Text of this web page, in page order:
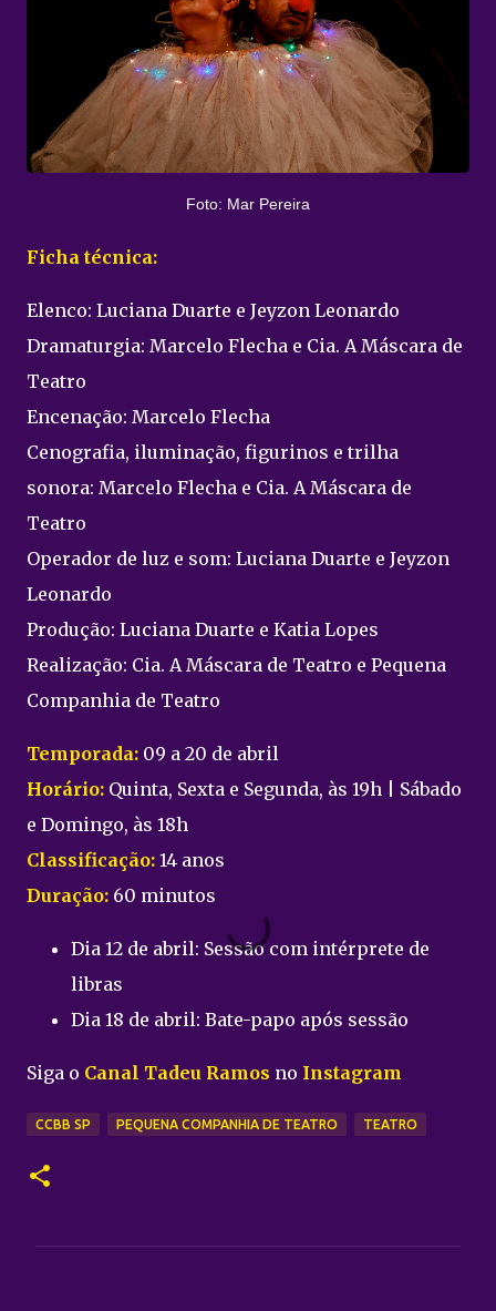
Foto: Mar Pereira
Ficha técnica:
Elenco: Luciana Duarte e Jeyzon Leonardo
Dramaturgia: Marcelo Flecha e Cia. A Máscara de
Teatro
Encenação: Marcelo Flecha
Cenografia, iluminação, figurinos e trilha
sonora: Marcelo Flecha e Cia. A Máscara de
Teatro
Operador de luz e som: Luciana Duarte e Jeyzon
Leonardo
Produção: Luciana Duarte e Katia Lopes
Realização: Cia. A Máscara de Teatro e Pequena
Companhia de Teatro
Temporada: 09 a 20 de abril
Horário: Quinta, Sexta e Segunda, às 19h | Sábado
e Domingo, às 18h
Classificação: 14 anos
Duração: 60 minutos
Dia 12 de abril: Sessão com intérprete de
libras
Dia 18 de abril: Bate-papo após sessão
Siga o Canal Tadeu Ramos no Instagram
CCBB SP PEQUENA COMPANHIA DE TEATRO TEATRO